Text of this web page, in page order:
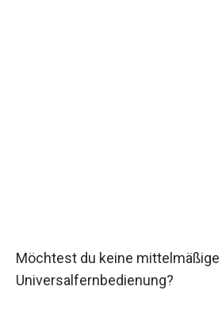
Möchtest du keine
Universalfernbedienung?